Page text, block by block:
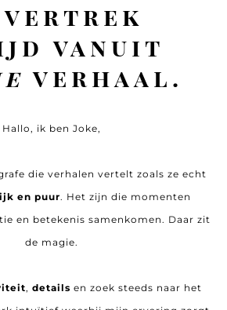
vertrek
vanuit
verhaal.
Hallo, ik ben Joke,
die verhalen vertelt zoals ze echt
en puur. Het zijn die momenten
en betekenis samenkomen. Daar zit
de magie.
, details en zoek steeds naar het